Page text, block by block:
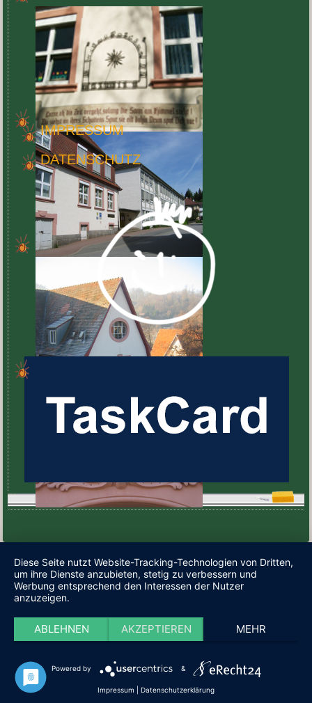
IMPRES­SUM
DATEN­SCHUTZ
Diese Seite nutzt Website-Tracking-Technologien von Dritten,
um ihre Dienste anzubieten, stetig zu verbessern und
Werbung entsprechend den Interessen der Nutzer
anzuzeigen.
ABLEHNEN AKZEPTIEREN MEHR
Powered by &
Impressum Datenschutzerklärung